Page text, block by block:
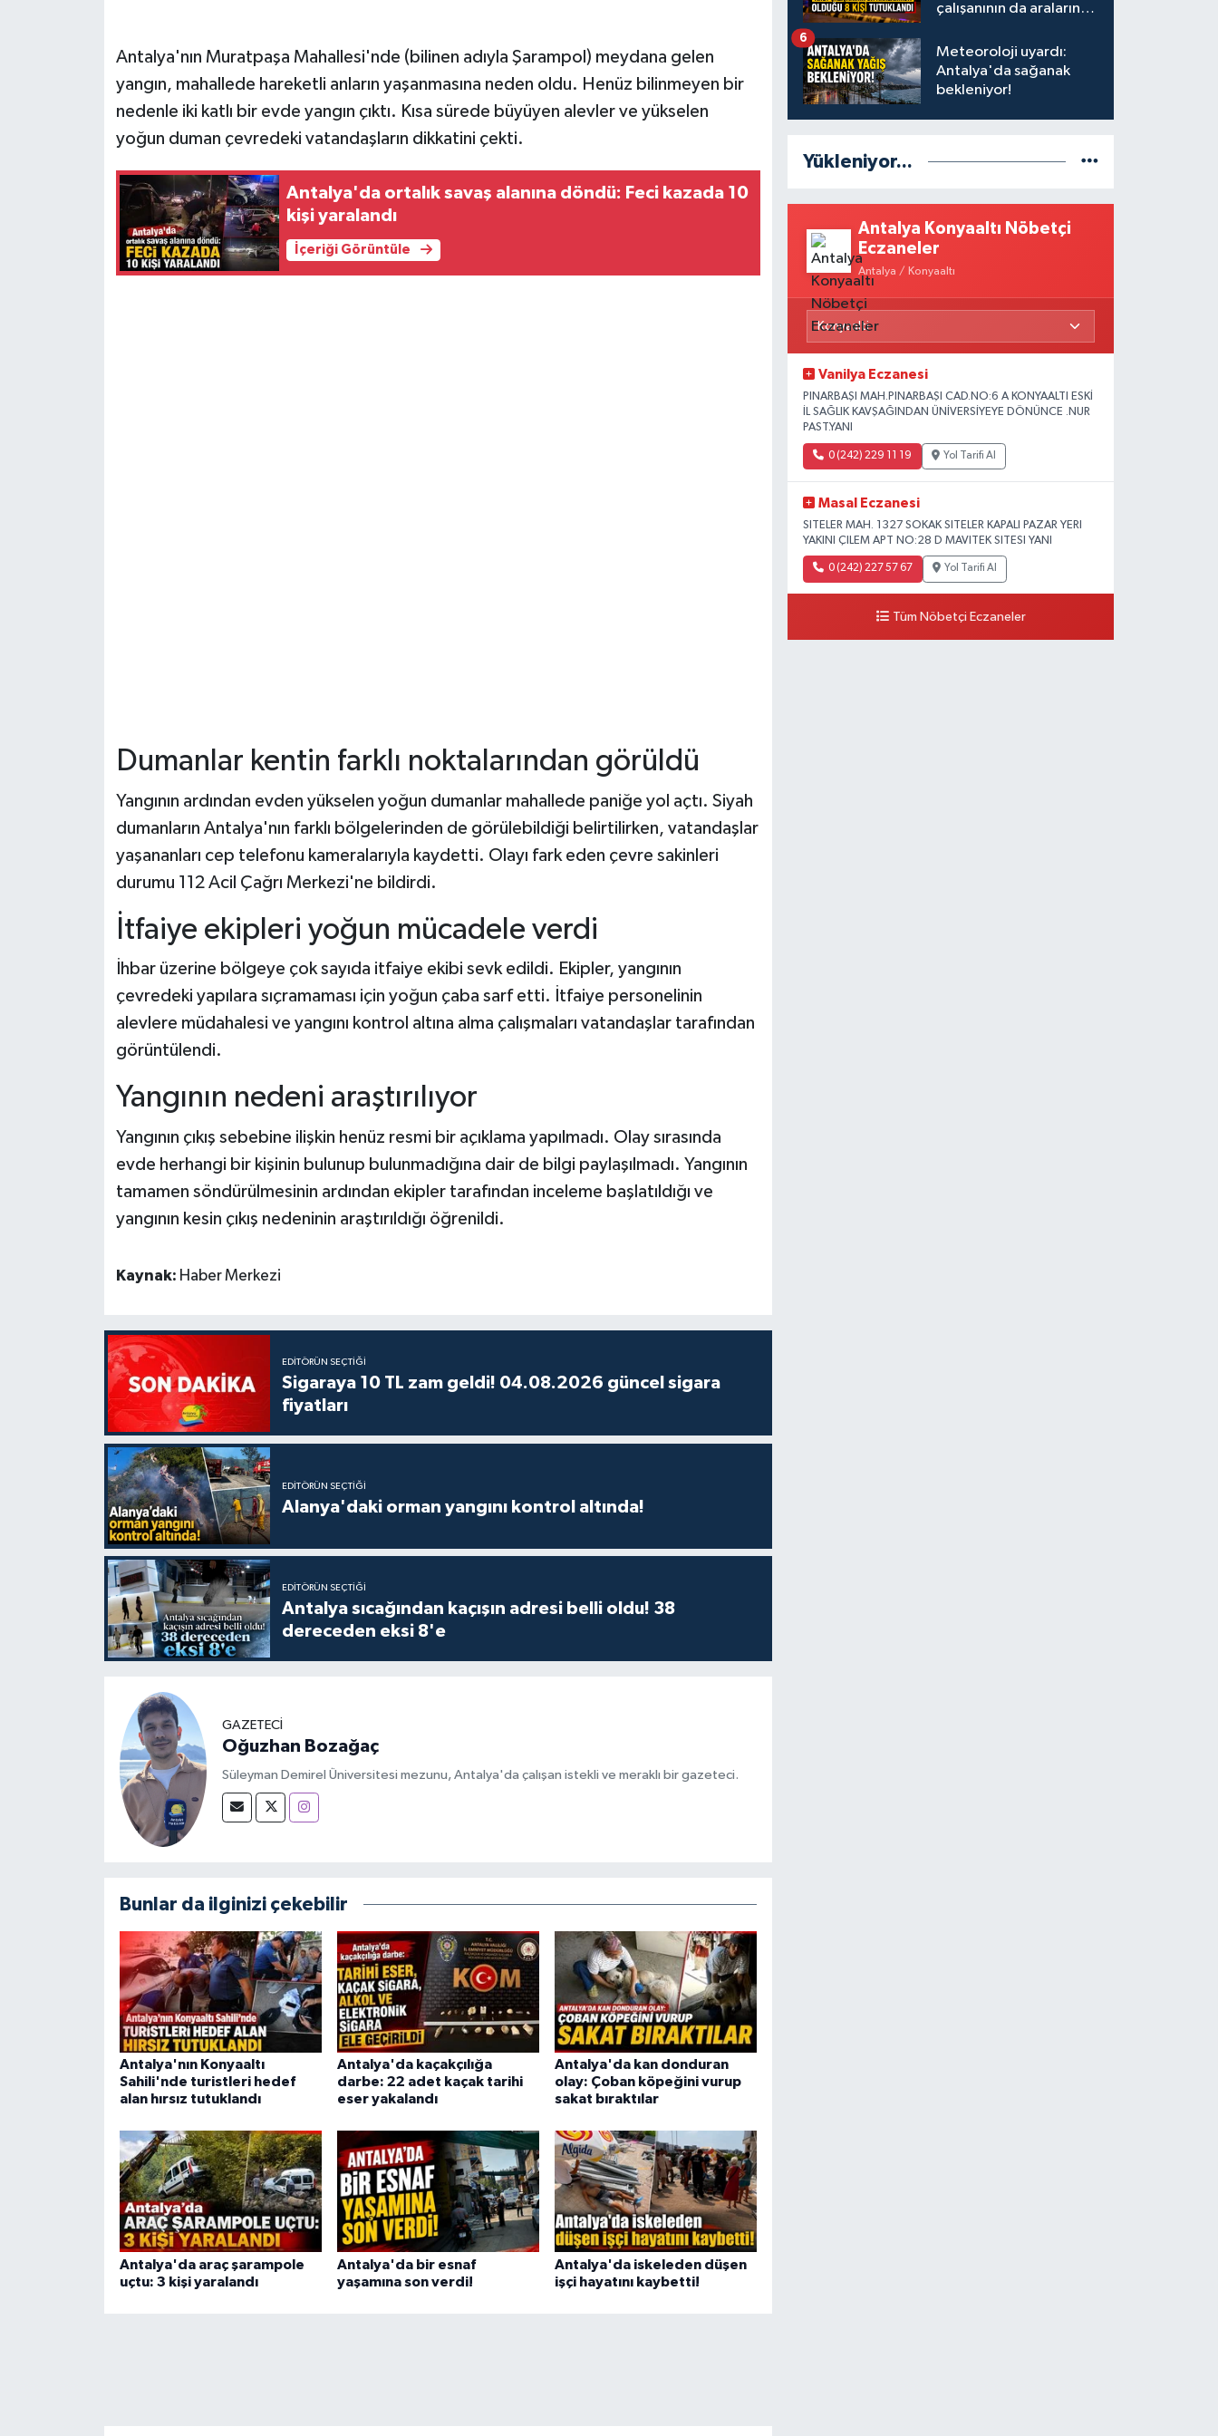
Antalya'nın Muratpaşa Mahallesi'nde (bilinen adıyla Şarampol) meydana gelen
yangın, mahallede hareketli anların yaşanmasına neden oldu. Henüz bilinmeyen bir
nedenle iki katlı bir evde yangın çıktı. Kısa sürede büyüyen alevler ve yükselen
yoğun duman çevredeki vatandaşların dikkatini çekti.
Antalya'da ortalık savaş alanına döndü: Feci kazada 10
kişi yaralandı
İçeriği Görüntüle
Dumanlar kentin farklı noktalarından görüldü
Yangının ardından evden yükselen yoğun dumanlar mahallede paniğe yol açtı. Siyah
dumanların Antalya'nın farklı bölgelerinden de görülebildiği belirtilirken, vatandaşlar
yaşananları cep telefonu kameralarıyla kaydetti. Olayı fark eden çevre sakinleri
durumu 112 Acil Çağrı Merkezi'ne bildirdi.
İtfaiye ekipleri yoğun mücadele verdi
İhbar üzerine bölgeye çok sayıda itfaiye ekibi sevk edildi. Ekipler, yangının
çevredeki yapılara sıçramaması için yoğun çaba sarf etti. İtfaiye personelinin
alevlere müdahalesi ve yangını kontrol altına alma çalışmaları vatandaşlar tarafından
görüntülendi.
Yangının nedeni araştırılıyor
Yangının çıkış sebebine ilişkin henüz resmi bir açıklama yapılmadı. Olay sırasında
evde herhangi bir kişinin bulunup bulunmadığına dair de bilgi paylaşılmadı. Yangının
tamamen söndürülmesinin ardından ekipler tarafından inceleme başlatıldığı ve
yangının kesin çıkış nedeninin araştırıldığı öğrenildi.
Kaynak: Haber Merkezi
EDITÖRÜN SEÇTIĞI
Sigaraya 10 TL zam geldi! 04.08.2026 güncel sigara
fiyatları
EDITÖRÜN SEÇTIĞI
Alanya'daki orman yangını kontrol altında!
EDITÖRÜN SEÇTIĞI
Antalya sıcağından kaçışın adresi belli oldu! 38
dereceden eksi 8'e
GAZETECİ
Oğuzhan Bozağaç
Süleyman Demirel Üniversitesi mezunu, Antalya'da çalışan istekli ve meraklı bir gazeteci.
Bunlar da ilginizi çekebilir
Antalya'nın Konyaaltı
Sahili'nde turistleri hedef
alan hırsız tutuklandı
Antalya'da kaçakçılığa
darbe: 22 adet kaçak tarihi
eser yakalandı
Antalya'da kan donduran
olay: Çoban köpeğini vurup
sakat bıraktılar
Antalya'da araç şarampole
uçtu: 3 kişi yaralandı
Antalya'da bir esnaf
yaşamına son verdi!
Antalya'da iskeleden düşen
işçi hayatını kaybetti!
çalışanının da aralarında
Meteoroloji uyardı:
Antalya'da sağanak
bekleniyor!
6
Yükleniyor...
Antalya Konyaaltı Nöbetçi
Eczaneler
Antalya / Konyaaltı
Vanilya Eczanesi
PINARBAŞI MAH.PINARBAŞI CAD.NO:6 A KONYAALTI ESKİ
İL SAĞLIK KAVŞAĞINDAN ÜNİVERSİYEYE DÖNÜNCE .NUR
PAST.YANI
0 (242) 229 11 19 Yol Tarifi Al
Masal Eczanesi
SITELER MAH. 1327 SOKAK SITELER KAPALI PAZAR YERI
YAKINI ÇILEM APT NO:28 D MAVITEK SITESI YANI
0 (242) 227 57 67 Yol Tarifi Al
Tüm Nöbetçi Eczaneler